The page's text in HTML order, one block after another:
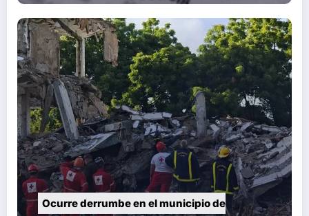
Ocurre derrumbe en el municipio de